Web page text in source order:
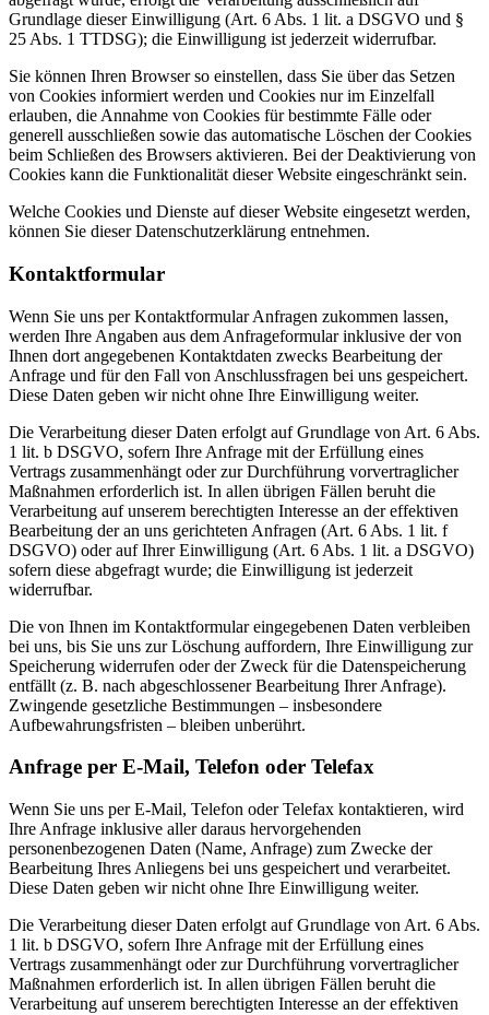
Grundlage dieser Einwilligung (Art. 6 Abs. 1 lit. a DSGVO und §
25 Abs. 1 TTDSG); die Einwilligung ist jederzeit widerrufbar.
Sie können Ihren Browser so einstellen, dass Sie über das Setzen
von Cookies informiert werden und Cookies nur im Einzelfall
erlauben, die Annahme von Cookies für bestimmte Fälle oder
generell ausschließen sowie das automatische Löschen der Cookies
beim Schließen des Browsers aktivieren. Bei der Deaktivierung von
Cookies kann die Funktionalität dieser Website eingeschränkt sein.
Welche Cookies und Dienste auf dieser Website eingesetzt werden,
können Sie dieser Datenschutzerklärung entnehmen.
Kontaktformular
Wenn Sie uns per Kontaktformular Anfragen zukommen lassen,
werden Ihre Angaben aus dem Anfrageformular inklusive der von
Ihnen dort angegebenen Kontaktdaten zwecks Bearbeitung der
Anfrage und für den Fall von Anschlussfragen bei uns gespeichert.
Diese Daten geben wir nicht ohne Ihre Einwilligung weiter.
Die Verarbeitung dieser Daten erfolgt auf Grundlage von Art. 6 Abs.
1 lit. b DSGVO, sofern Ihre Anfrage mit der Erfüllung eines
Vertrags zusammenhängt oder zur Durchführung vorvertraglicher
Maßnahmen erforderlich ist. In allen übrigen Fällen beruht die
Verarbeitung auf unserem berechtigten Interesse an der effektiven
Bearbeitung der an uns gerichteten Anfragen (Art. 6 Abs. 1 lit. f
DSGVO) oder auf Ihrer Einwilligung (Art. 6 Abs. 1 lit. a DSGVO)
sofern diese abgefragt wurde; die Einwilligung ist jederzeit
widerrufbar.
Die von Ihnen im Kontaktformular eingegebenen Daten verbleiben
bei uns, bis Sie uns zur Löschung auffordern, Ihre Einwilligung zur
Speicherung widerrufen oder der Zweck für die Datenspeicherung
entfällt (z. B. nach abgeschlossener Bearbeitung Ihrer Anfrage).
Zwingende gesetzliche Bestimmungen – insbesondere
Aufbewahrungsfristen – bleiben unberührt.
Anfrage per E-Mail, Telefon oder Telefax
Wenn Sie uns per E-Mail, Telefon oder Telefax kontaktieren, wird
Ihre Anfrage inklusive aller daraus hervorgehenden
personenbezogenen Daten (Name, Anfrage) zum Zwecke der
Bearbeitung Ihres Anliegens bei uns gespeichert und verarbeitet.
Diese Daten geben wir nicht ohne Ihre Einwilligung weiter.
Die Verarbeitung dieser Daten erfolgt auf Grundlage von Art. 6 Abs.
1 lit. b DSGVO, sofern Ihre Anfrage mit der Erfüllung eines
Vertrags zusammenhängt oder zur Durchführung vorvertraglicher
Maßnahmen erforderlich ist. In allen übrigen Fällen beruht die
Verarbeitung auf unserem berechtigten Interesse an der effektiven